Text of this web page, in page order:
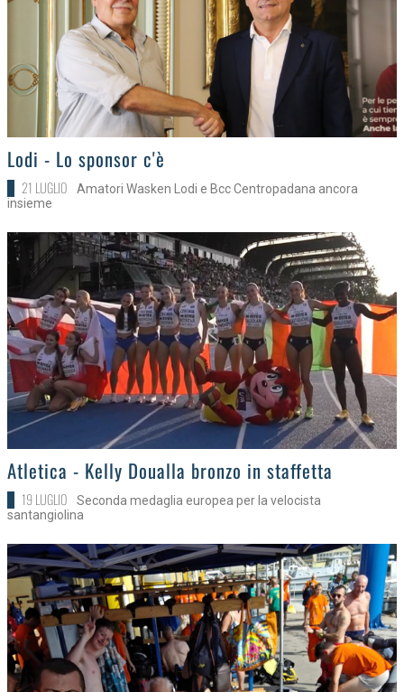
>Lodi - Lo sponsor c'è
21 LUGLIO
Amatori Wasken Lodi e Bcc Centropadana ancora
insieme
>
Atletica - Kelly Doualla bronzo in staffetta
19 LUGLIO
Seconda medaglia europea per la velocista
santangiolina